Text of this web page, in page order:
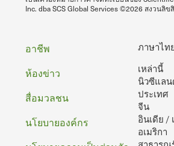
Inc. dba SCS Global Services ©2026 สงวนลิ
ภาษาไท
เหล่านี้
นิวซีแล
ประเทศ
จีน
อินเดีย /
อเมริกา
ท้าย
กระดาษ
อาชีพ
ห้องข่าว
สื่อมวลชน
นโยบายองค์กร